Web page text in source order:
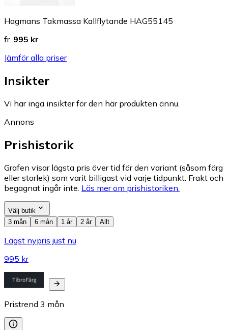
Hagmans Takmassa Kallflytande HAG55145
fr. 995 kr
Jämför alla priser
Insikter
Vi har inga insikter för den här produkten ännu.
Annons
Prishistorik
Grafen visar lägsta pris över tid för den variant (såsom färg
eller storlek) som varit billigast vid varje tidpunkt. Frakt och
begagnat ingår inte. Läs mer om prishistoriken.
Välj butik
3 mån
6 mån 1 år 2 år Allt
Lägst nypris just nu
995 kr
Pristrend 3 mån